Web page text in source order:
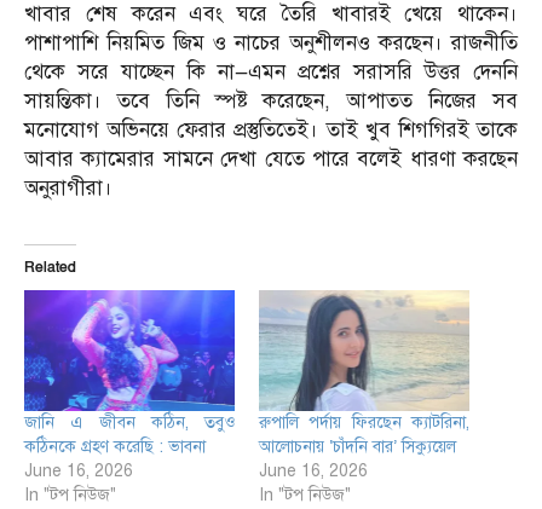
খাবার শেষ করেন এবং ঘরে তৈরি খাবারই খেয়ে থাকেন।
পাশাপাশি নিয়মিত জিম ও নাচের অনুশীলনও করছেন। রাজনীতি
থেকে সরে যাচ্ছেন কি না—এমন প্রশ্নের সরাসরি উত্তর দেননি
সায়ন্তিকা। তবে তিনি স্পষ্ট করেছেন, আপাতত নিজের সব
মনোযোগ অভিনয়ে ফেরার প্রস্তুতিতেই। তাই খুব শিগগিরই তাকে
আবার ক্যামেরার সামনে দেখা যেতে পারে বলেই ধারণা করছেন
অনুরাগীরা।
Related
জানি এ জীবন কঠিন, তবুও
কঠিনকে গ্রহণ করেছি : ভাবনা
June 16, 2026
In "টপ নিউজ"
রুপালি পর্দায় ফিরছেন ক্যাটরিনা,
আলোচনায় ‘চাঁদনি বার’ সিক্যুয়েল
June 16, 2026
In "টপ নিউজ"